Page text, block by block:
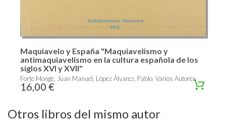
Maquiavelo y España "Maquiavelismo y
antimaquiavelismo en la cultura española de los
siglos XVI y XVII"
Forte Monge, Juan Manuel, López Álvarez, Pablo, Varios Autores
16,00 €
Otros libros del mismo autor